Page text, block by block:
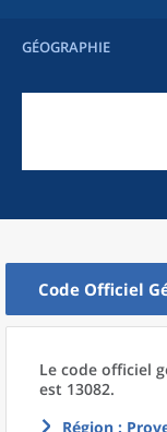
GÉOGRAPHIE
Code Officiel
Le code officiel
est 13082.
Région :